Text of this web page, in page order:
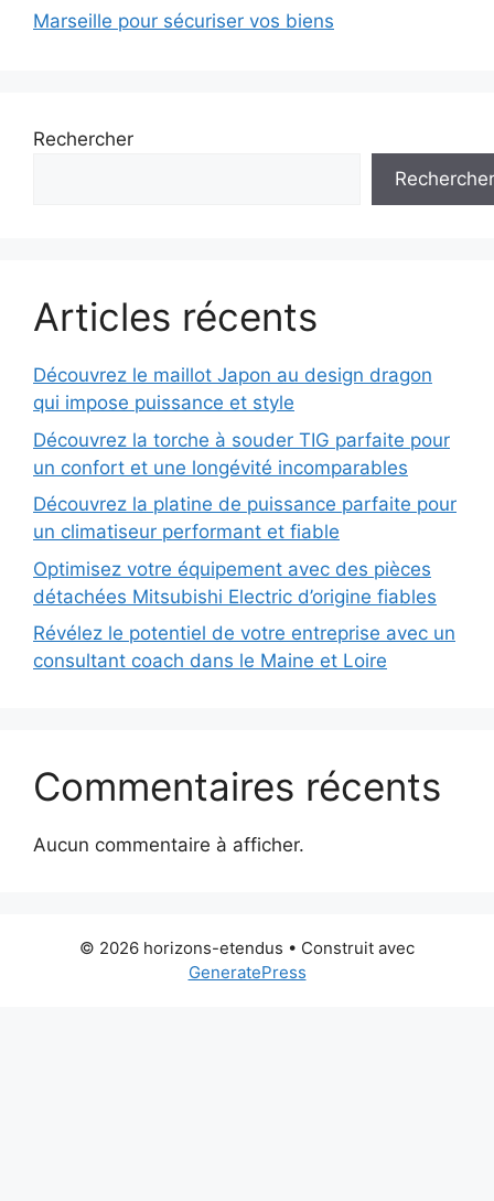
Marseille pour sécuriser vos biens
Rechercher
Rechercher
Articles récents
Découvrez le maillot Japon au design dragon
qui impose puissance et style
Découvrez la torche à souder TIG parfaite pour
un confort et une longévité incomparables
Découvrez la platine de puissance parfaite pour
un climatiseur performant et fiable
Optimisez votre équipement avec des pièces
détachées Mitsubishi Electric d’origine fiables
Révélez le potentiel de votre entreprise avec un
consultant coach dans le Maine et Loire
Commentaires récents
Aucun commentaire à afficher.
© 2026 horizons-etendus • Construit avec
GeneratePress